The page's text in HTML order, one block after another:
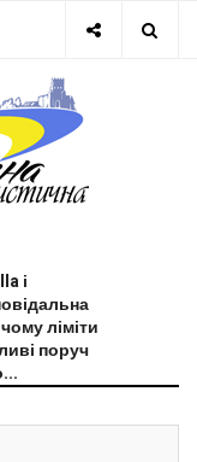
і
ліміти
поруч